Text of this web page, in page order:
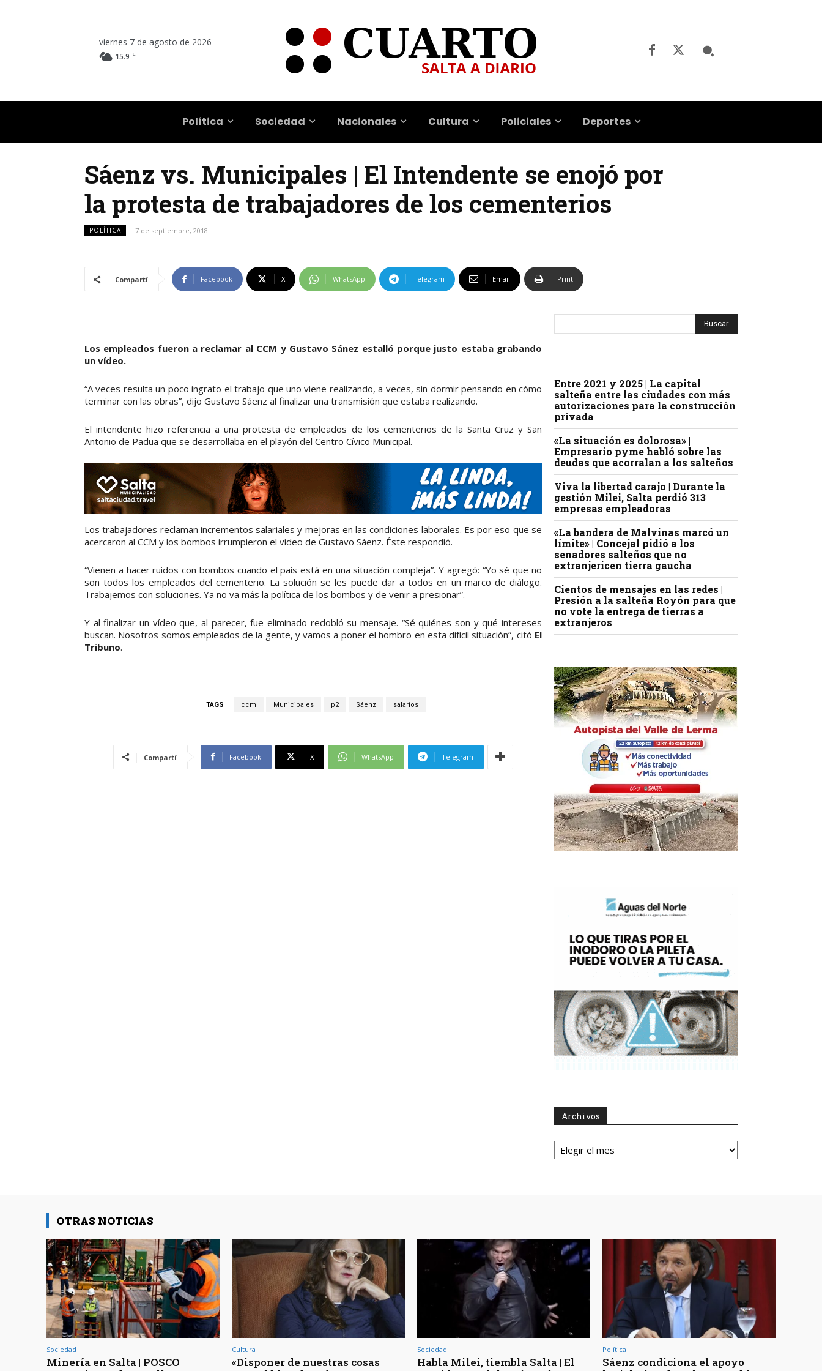
viernes 7 de agosto de 2026
15.9 C
Política Sociedad Nacionales Cultura Policiales Deportes
Sáenz vs. Municipales | El Intendente se enojó por
la protesta de trabajadores de los cementerios
POLÍTICA 7 de septiembre, 2018
Compartí Facebook X WhatsApp Telegram Email Print
Los empleados fueron a reclamar al CCM y Gustavo Sánez estalló porque justo estaba grabando
un vídeo.
“A veces resulta un poco ingrato el trabajo que uno viene realizando, a veces, sin dormir pensando en cómo
terminar con las obras”, dijo Gustavo Sáenz al finalizar una transmisión que estaba realizando.
El intendente hizo referencia a una protesta de empleados de los cementerios de la Santa Cruz y San
Antonio de Padua que se desarrollaba en el playón del Centro Cívico Municipal.
Los trabajadores reclaman incrementos salariales y mejoras en las condiciones laborales. Es por eso que se
acercaron al CCM y los bombos irrumpieron el vídeo de Gustavo Sáenz. Éste respondió.
“Vienen a hacer ruidos con bombos cuando el país está en una situación compleja”. Y agregó: “Yo sé que no
son todos los empleados del cementerio. La solución se les puede dar a todos en un marco de diálogo.
Trabajemos con soluciones. Ya no va más la política de los bombos y de venir a presionar”.
Y al finalizar un vídeo que, al parecer, fue eliminado redobló su mensaje. “Sé quiénes son y qué intereses
buscan. Nosotros somos empleados de la gente, y vamos a poner el hombro en esta difícil situación”, citó El
Tribuno.
TAGS ccm Municipales p2 Sáenz salarios
Compartí Facebook X WhatsApp Telegram
Entre 2021 y 2025 | La capital
salteña entre las ciudades con más
autorizaciones para la construcción
privada
«La situación es dolorosa» |
Empresario pyme habló sobre las
deudas que acorralan a los salteños
Viva la libertad carajo | Durante la
gestión Milei, Salta perdió 313
empresas empleadoras
«La bandera de Malvinas marcó un
límite» | Concejal pidió a los
senadores salteños que no
extranjericen tierra gaucha
Cientos de mensajes en las redes |
Presión a la salteña Royón para que
no vote la entrega de tierras a
extranjeros
Archivos
Archivos
OTRAS NOTICIAS
Sociedad
Minería en Salta | POSCO
Cultura
«Disponer de nuestras cosas
Sociedad
Habla Milei, tiembla Salta | El
Política
Sáenz condiciona el apoyo